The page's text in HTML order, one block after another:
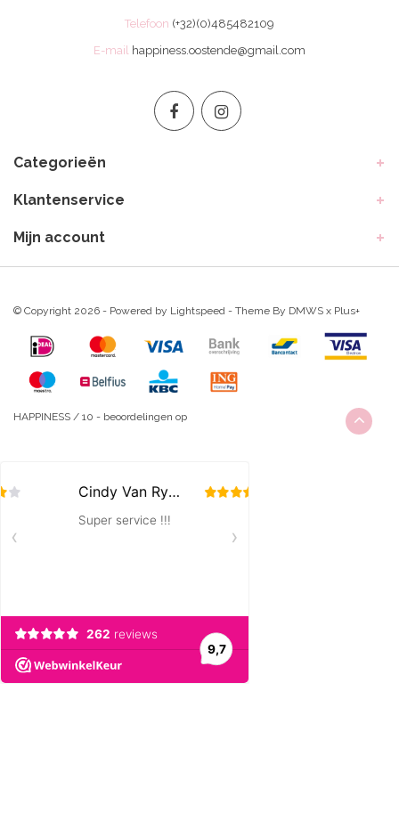
Telefoon (+32)(0)485482109
E-mail happiness.oostende@gmail.com
Categorieën
Klantenservice
Mijn account
© Copyright 2026 - Powered by Lightspeed - Theme By DMWS x Plus+
HAPPINESS / 10 - beoordelingen op